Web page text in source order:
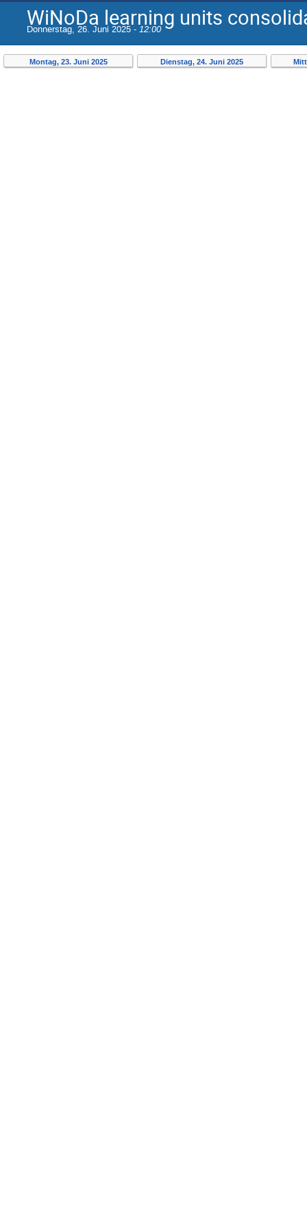
WiNoDa learning units
Donnerstag, 26. Juni 2025 - 12:00
Montag, 23. Juni 2025 Dienstag, 24. Juni 2025